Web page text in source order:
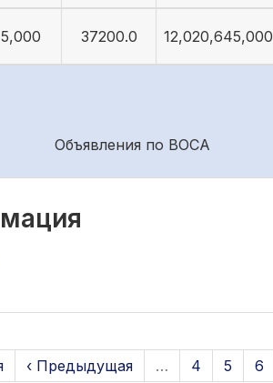
5,000 37200.0 12,020,645,000
Объявления по ВОСА
‹ Предыдущая … 4 5 6